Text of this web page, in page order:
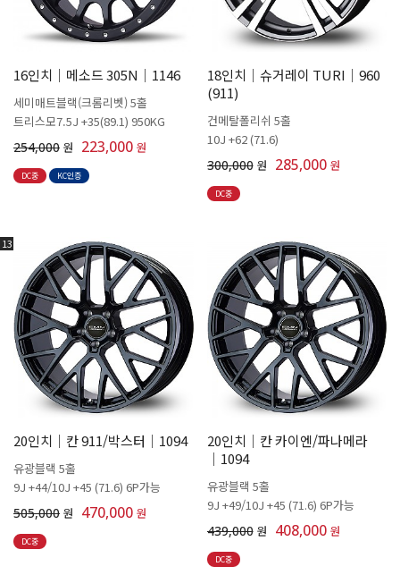
16인치│메소드 305N│1146
세미매트블랙(크롬리벳) 5홀
트리스모7.5J +35(89.1) 950KG
254,000 원 223,000 원
DC중 KC인증
18인치│슈거레이 TURI│960
(911)
건메탈폴리쉬 5홀
10J +62 (71.6)
300,000 원 285,000 원
DC중
13
20인치│칸 911/박스터│1094
유광블랙 5홀
9J +44/10J +45 (71.6) 6P가능
505,000 원 470,000 원
DC중
20인치│칸 카이엔/파나메라
│1094
유광블랙 5홀
9J +49/10J +45 (71.6) 6P가능
439,000 원 408,000 원
DC중